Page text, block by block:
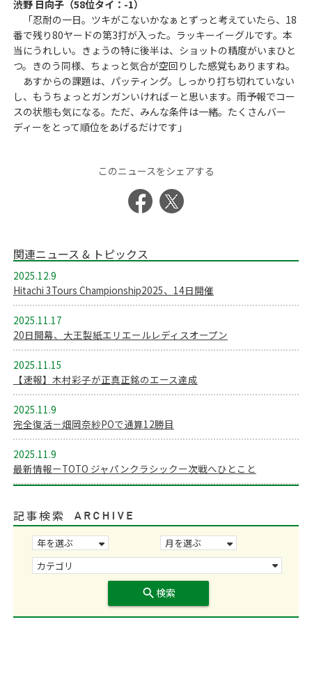
渋野 日向子（58位タイ：-1）
「忍耐の一日。ツキがこないかなぁとずっと考えていたら、18
番で残り80ヤードの第3打が入った。ラッキーイーグルです。本
当にうれしい。きょうの特に後半は、ショットの精度がいまひと
つ。きのう同様、ちょっと気合が空回りした感覚もありますね。
あすからの課題は、パッティング。しっかり打ち切れていない
し、もうちょっとガンガンいければ－と思います。雨予報でコー
スの状態も気になる。ただ、みんな条件は一緒。たくさんバー
ディーをとって順位をあげるだけです」
このニュースをシェアする
関連ニュース & トピックス
2025.12.9
Hitachi 3Tours Championship2025、14日開催
2025.11.17
20日開幕、大王製紙エリエールレディスオープン
2025.11.15
【速報】木村彩子が正真正銘のエース達成
2025.11.9
完全復活－畑岡奈紗POで通算12勝目
2025.11.9
最新情報ーTOTO ジャパンクラシックー次戦へひとこと
記事検索
search 検索